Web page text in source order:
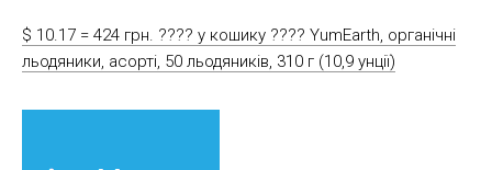
$ 10.17 = 424 грн. ????️ у кошику ????️ YumEarth, органічні
льодяники, асорті, 50 льодяників, 310 г (10,9 унції)